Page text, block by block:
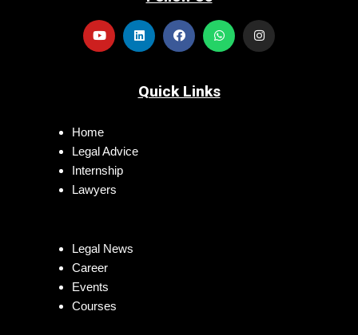
Quick Links
Home
Legal Advice
Internship
Lawyers
Legal News
Career
Events
Courses